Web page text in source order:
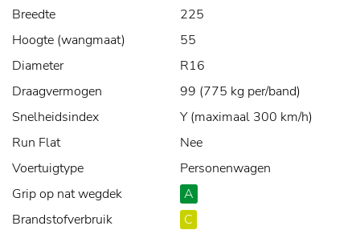
Breedte
225
Hoogte (wangmaat)
55
Diameter
R16
Draagvermogen
99 (775 kg per/band)
Snelheidsindex
Y (maximaal 300 km/h)
Run Flat
Nee
Voertuigtype
Personenwagen
Grip op nat wegdek
A
Brandstofverbruik
C